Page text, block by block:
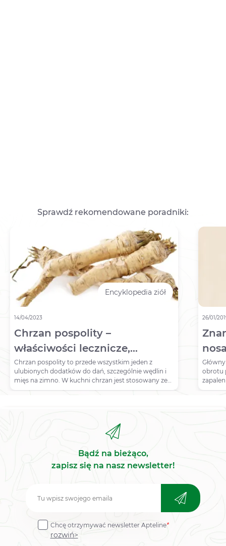
Sprawdź rekomendowane poradniki:
Encyklopedia ziół
14/04/2023
Chrzan pospolity –
właściwości lecznicze,
działanie, zastosowanie
Chrzan pospolity to przede wszystkim jeden z
ulubionych dodatków do dań, szczególnie wędlin i
mięs na zimno. W kuchni chrzan jest stosowany ze
względu na swój charakterystyczny aromat. Okazuje
oraz działająca profilaktycznie przeciwko rozwojowi
raka. Jakie właściwości ma jeszcze chrzan? Do czego
Sprawdź, co musisz wiedzieć!
26/01/
obrotu
Bądź na bieżąco,
zapisz się na nasz newsletter!
Zapisz
do
newslettera
Chcę otrzymywać newsletter Apteline*
rozwiń>